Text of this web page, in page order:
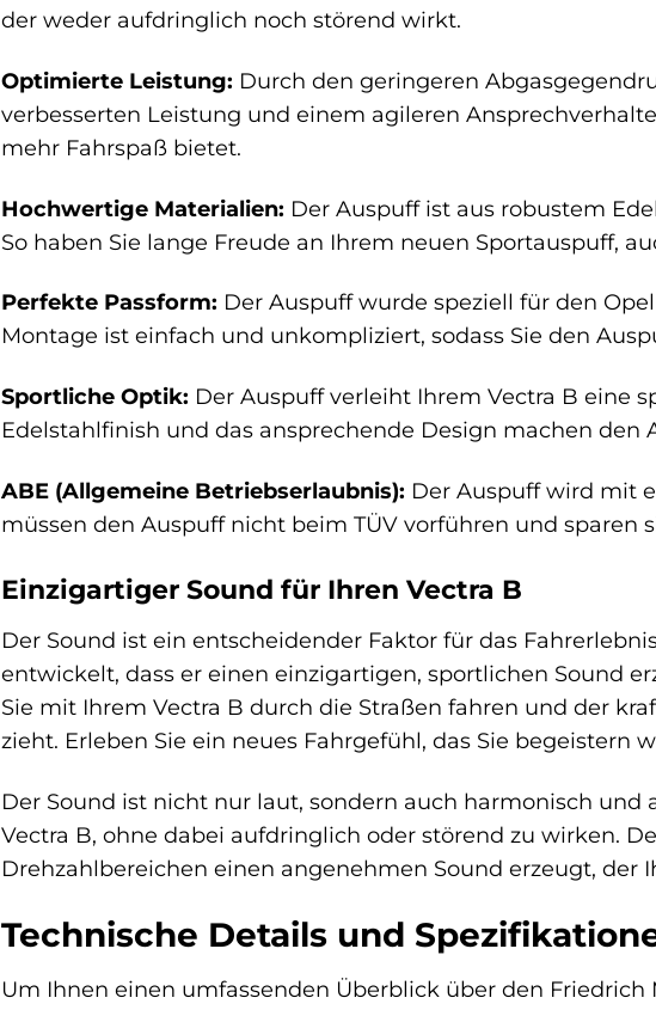
der weder aufdringlich noch störend wirkt.
Optimierte Leistung: Durch den geringeren
verbesserten Leistung und einem agileren
mehr Fahrspaß bietet.
Hochwertige Materialien: Der Auspuff ist aus robustem
So haben Sie lange Freude an Ihrem neuen Sportauspuff,
Perfekte Passform: Der Auspuff wurde speziell für den
Montage ist einfach und unkompliziert, sodass Sie den
Sportliche Optik: Der Auspuff verleiht Ihrem Vectra B eine
Edelstahlfinish und das ansprechende Design machen den
ABE (Allgemeine Betriebserlaubnis): Der Auspuff wird mit
müssen den Auspuff nicht beim TÜV vorführen und sparen
Einzigartiger Sound für Ihren Vectra B
Der Sound ist ein entscheidender Faktor für das
entwickelt, dass er einen einzigartigen, sportlichen Sound
Sie mit Ihrem Vectra B durch die Straßen fahren und der
zieht. Erleben Sie ein neues Fahrgefühl, das Sie begeistern
Der Sound ist nicht nur laut, sondern auch harmonisch
Vectra B, ohne dabei aufdringlich oder störend zu wirken.
Drehzahlbereichen einen angenehmen Sound erzeugt, der
Technische Details und
Um Ihnen einen umfassenden Überblick über den